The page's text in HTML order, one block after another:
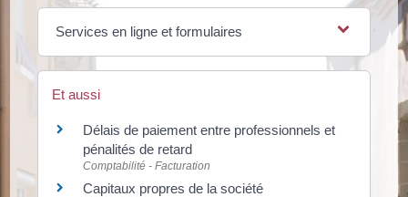
Services en ligne et formulaires
Et aussi
Délais de paiement entre professionnels et
pénalités de retard
Comptabilité - Facturation
Capitaux propres de la société